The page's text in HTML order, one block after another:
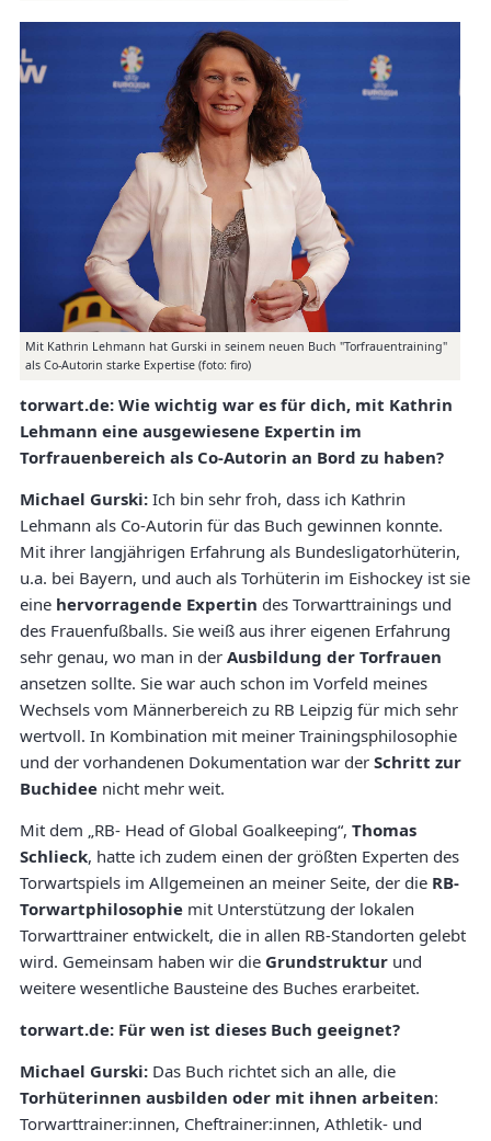
Mit Kathrin Lehmann hat Gurski in seinem neuen Buch "Torfrauentraining"
als Co-Autorin starke Expertise (foto: firo)
torwart.de: Wie wichtig war es für dich, mit Kathrin
Lehmann eine ausgewiesene Expertin im
Torfrauenbereich als Co-Autorin an Bord zu haben?
Michael Gurski: Ich bin sehr froh, dass ich Kathrin
Lehmann als Co-Autorin für das Buch gewinnen konnte.
Mit ihrer langjährigen Erfahrung als Bundesligatorhüterin,
u.a. bei Bayern, und auch als Torhüterin im Eishockey ist sie
eine hervorragende Expertin des Torwarttrainings und
des Frauenfußballs. Sie weiß aus ihrer eigenen Erfahrung
sehr genau, wo man in der Ausbildung der Torfrauen
ansetzen sollte. Sie war auch schon im Vorfeld meines
Wechsels vom Männerbereich zu RB Leipzig für mich sehr
wertvoll. In Kombination mit meiner Trainingsphilosophie
und der vorhandenen Dokumentation war der Schritt zur
Buchidee nicht mehr weit.
Mit dem „RB- Head of Global Goalkeeping“, Thomas
Schlieck, hatte ich zudem einen der größten Experten des
Torwartspiels im Allgemeinen an meiner Seite, der die RB-
Torwartphilosophie mit Unterstützung der lokalen
Torwarttrainer entwickelt, die in allen RB-Standorten gelebt
wird. Gemeinsam haben wir die Grundstruktur und
weitere wesentliche Bausteine des Buches erarbeitet.
torwart.de: Für wen ist dieses Buch geeignet?
Michael Gurski: Das Buch richtet sich an alle, die
Torhüterinnen ausbilden oder mit ihnen arbeiten:
Torwarttrainer:innen, Cheftrainer:innen, Athletik- und